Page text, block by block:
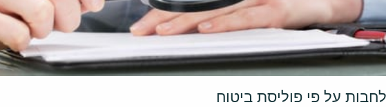
על פי פוליסת ביטוח